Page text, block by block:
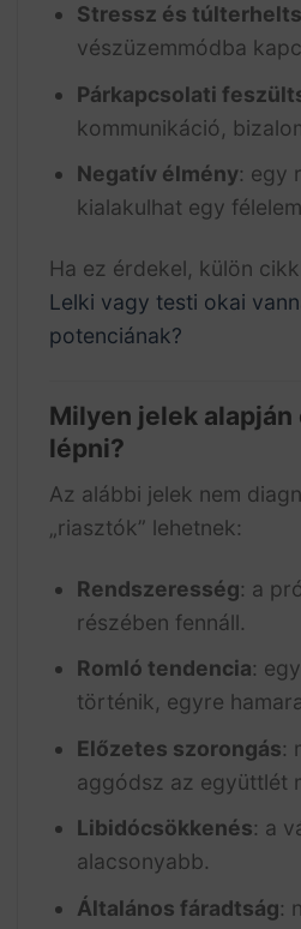
Stressz és
vészüzemmódba
Párkapcsolati
kommunikáció,
Negatív élmény: egy
kialakulhat egy
Ha ez érdekel, külön
Lelki vagy testi okai
potenciának?
Milyen jelek alapján
lépni?
Az alábbi jelek nem
„riasztók” lehetnek:
Rendszeresség: a
részében fennáll.
Romló tendencia:
történik, egyre
Előzetes szorongás:
aggódsz az együttlét
Libidócsökkenés: a
alacsonyabb.
Általános fáradtság: